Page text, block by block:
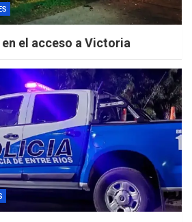
el acceso a Victoria